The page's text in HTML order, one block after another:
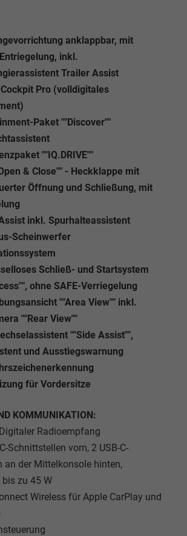
anklappbar, mit
inkl.
Trailer Assist
Pro (volldigitales
Paket ""Discover""
""IQ.DRIVE""
& Close"" - Heckklappe mit
Öffnung und Schließung, mit
inkl. Spurhalteassistent
Scheinwerfer
Schließ- und Startsystem
ohne SAFE-Verriegelung
""Area View"" inkl.
""Rear View""
""Side Assist"",
und Ausstiegswarnung
für Vordersitze
KOMMUNIKATION:
Radioempfang
Schnittstellen vorn, 2 USB-C-
an der Mittelkonsole hinten,
zu 45 W
Wireless für Apple CarPlay und